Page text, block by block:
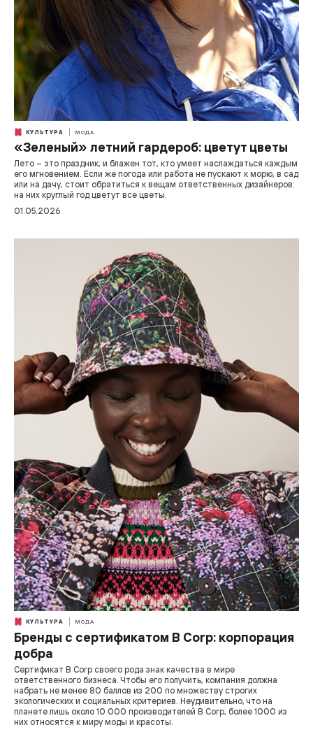
КУЛЬТУРА МОДА
«Зеленый» летний гардероб: цветут цветы
Лето – это праздник, и блажен тот, кто умеет наслаждаться каждым
его мгновением. Если же погода или работа не пускают к морю, в сад
или на дачу, стоит обратиться к вещам ответственных дизайнеров:
на них круглый год цветут все цветы.
01.05.2026
КУЛЬТУРА МОДА
Бренды с сертификатом B Corp: корпорация
добра
Сертификат B Corp своего рода знак качества в мире
ответственного бизнеса. Чтобы его получить, компания должна
набрать не менее 80 баллов из 200 по множеству строгих
экологических и социальных критериев. Неудивительно, что на
планете лишь около 10 000 производителей B Corp, более 1000 из
них относятся к миру моды и красоты.